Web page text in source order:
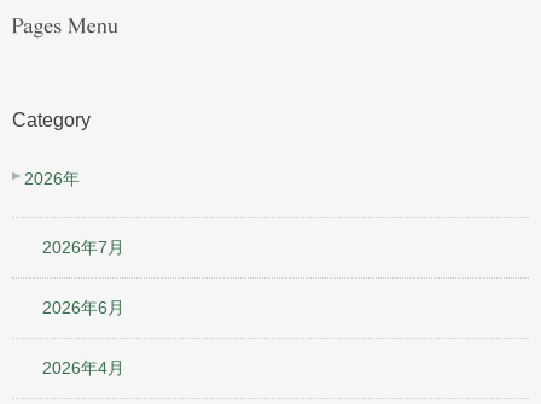
Category
2026年
2026年7月
2026年6月
2026年4月